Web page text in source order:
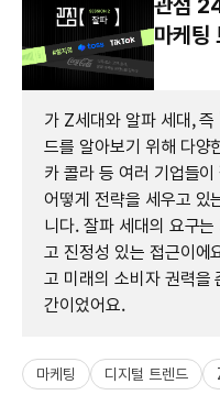
마케팅
가 Z세대와 알파 세대,
드를 알아보기 위해 다양
카 콜라 등 여러 기업들
어떻게 전략을 세우고 있
니다. 잘파 세대의 요구
고 진정성 있는 접근이에
고 미래의 소비자 권력을
간이었어요.
마케팅 디지털 트렌드